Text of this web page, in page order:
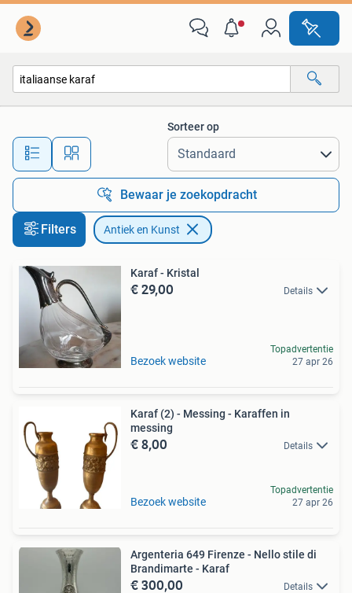
Alle afstanden…
Sorteer op
Bewaar je zoekopdracht
Filters Antiek en Kunst
Karaf - Kristal
€ 29,00 Details
Bezoek website
Topadvertentie
27 apr 26
Karaf (2) - Messing - Karaffen in
messing
€ 8,00 Details
Bezoek website
Topadvertentie
27 apr 26
Argenteria 649 Firenze - Nello stile di
Brandimarte - Karaf
€ 300,00 Details